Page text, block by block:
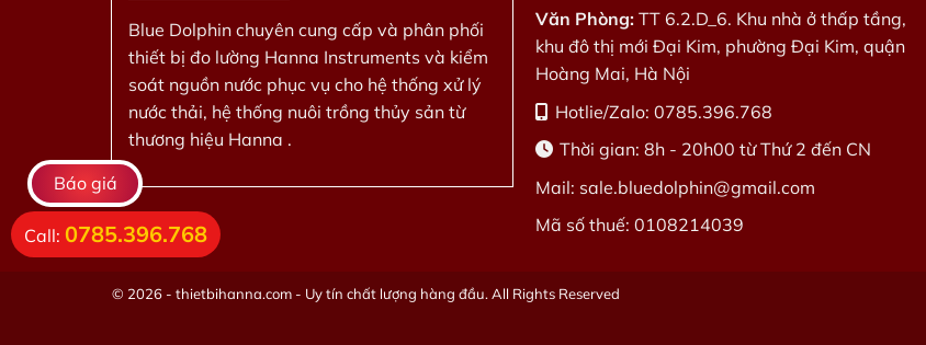
Blue Dolphin chuyên cung cấp và phân phối
thiết bị đo lường Hanna Instruments và kiểm
soát nguồn nước phục vụ cho hệ thống xử lý
nước thải, hệ thống nuôi trồng thủy sản từ
thương hiệu Hanna .
Văn Phòng: TT 6.2.D_6. Khu nhà ở thấp tầng,
khu đô thị mới Đại Kim, phường Đại Kim, quận
Hoàng Mai, Hà Nội
Hotlie/Zalo: 0785.396.768
Thời gian: 8h - 20h00 từ Thứ 2 đến CN
Mail: sale.bluedolphin@gmail.com
Mã số thuế: 0108214039
© 2026 - thietbihanna.com - Uy tín chất lượng hàng đầu. All Rights Reserved
Báo giá
Call: 0785.396.768